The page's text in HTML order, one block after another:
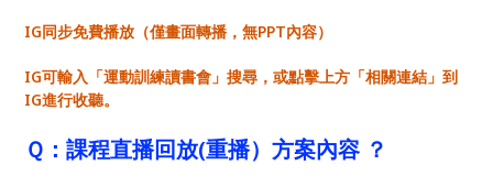
IG同步免費播放（僅畫面轉播，無PPT內容）
IG可輸入「運動訓練讀書會」搜尋，或點擊上方「相關連結」到
IG進行收聽。
Ｑ：課程直播回放(重播）方案內容 ？